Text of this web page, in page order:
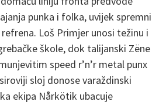
punka i folka, uvijek spremni
Loš Primjer unosi težinu i
škole, dok talijanski Zëne
speed r’n’r metal punx
sloj donose varaždinski
ekipa Nårkötik ubacuje